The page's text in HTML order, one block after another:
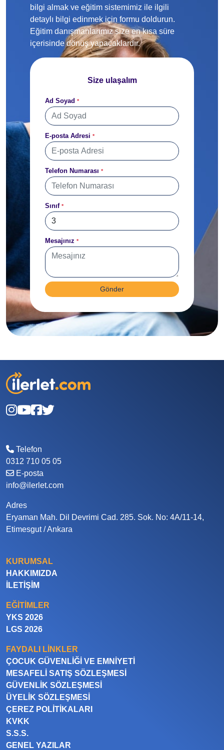
bilgi almak ve eğitim sistemimiz ile ilgili
detaylı bilgi edinmek için formu doldurun.
Eğitim danışmanlarımız size en kısa süre
içerisinde dönüş yapacaklardır.
Size ulaşalım
Ad Soyad *
E-posta Adresi *
Telefon Numarası *
Sınıf *
Mesajınız *
Gönder
Telefon
0312 710 05 05
E-posta
info@ilerlet.com
Adres
Eryaman Mah. Dil Devrimi Cad. 285. Sok. No: 4A/11-14,
Etimesgut / Ankara
KURUMSAL
HAKKIMIZDA
İLETIŞIM
EĞITIMLER
YKS 2026
LGS 2026
FAYDALI LINKLER
ÇOCUK GÜVENLIĞI VE EMNIYETI
MESAFELI SATIŞ SÖZLEŞMESI
GÜVENLIK SÖZLEŞMESI
ÜYELIK SÖZLEŞMESI
ÇEREZ POLITIKALARI
KVKK
S.S.S.
GENEL YAZILAR